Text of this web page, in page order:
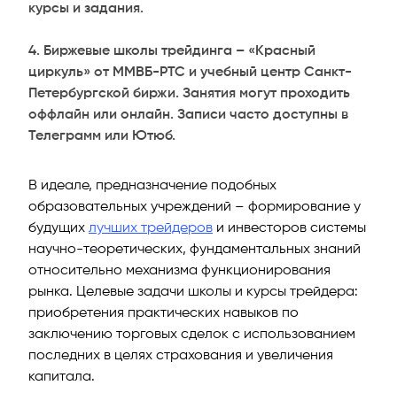
курсы и задания.
Биржевые школы трейдинга – «Красный
циркуль» от ММВБ-РТС и учебный центр Санкт-
Петербургской биржи. Занятия могут проходить
оффлайн или онлайн. Записи часто доступны в
Телеграмм или Ютюб.
В идеале, предназначение подобных
образовательных учреждений – формирование у
будущих лучших трейдеров и инвесторов системы
научно-теоретических, фундаментальных знаний
относительно механизма функционирования
рынка. Целевые задачи школы и курсы трейдера:
приобретения практических навыков по
заключению торговых сделок с использованием
последних в целях страхования и увеличения
капитала.